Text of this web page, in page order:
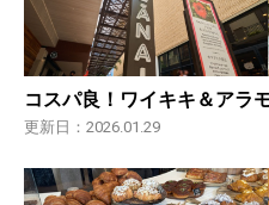
コスパ良！ワイキキ＆アラ
更新日：2026.01.29